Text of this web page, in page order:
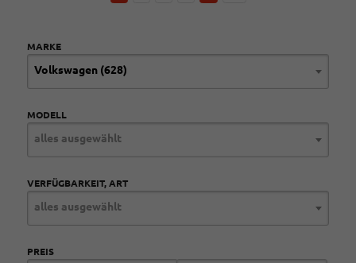
MARKE
Volkswagen (628)
MODELL
alles ausgewählt
VERFÜGBARKEIT, ART
alles ausgewählt
PREIS